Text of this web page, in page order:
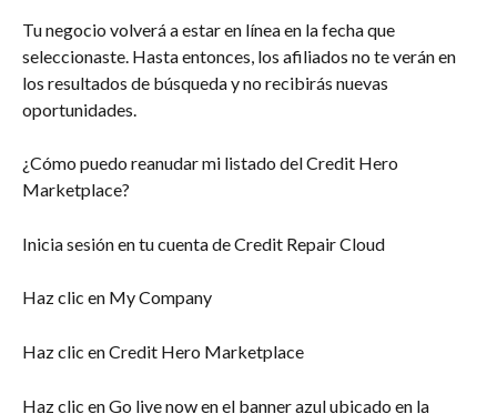
Tu negocio volverá a estar en línea en la fecha que
seleccionaste. Hasta entonces, los afiliados no te verán en
los resultados de búsqueda y no recibirás nuevas
oportunidades.
¿Cómo puedo reanudar mi listado del Credit Hero
Marketplace?
Inicia sesión en tu cuenta de Credit Repair Cloud
Haz clic en My Company
Haz clic en Credit Hero Marketplace
Haz clic en Go live now en el banner azul ubicado en la